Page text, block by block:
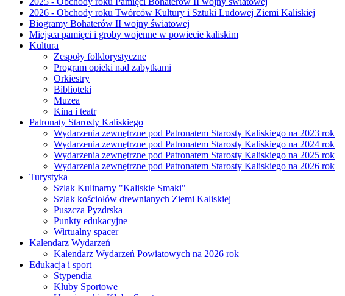
2026 - Obchody roku Twórców Kultury i Sztuki Ludowej Ziemi Kaliskiej
Biogramy Bohaterów II wojny światowej
Miejsca pamięci i groby wojenne w powiecie kaliskim
Kultura
Zespoły folklorystyczne
Program opieki nad zabytkami
Orkiestry
Biblioteki
Muzea
Kina i teatr
Patronaty Starosty Kaliskiego
Wydarzenia zewnętrzne pod Patronatem Starosty Kaliskiego na 2023 rok
Wydarzenia zewnętrzne pod Patronatem Starosty Kaliskiego na 2024 rok
Wydarzenia zewnętrzne pod Patronatem Starosty Kaliskiego na 2025 rok
Wydarzenia zewnętrzne pod Patronatem Starosty Kaliskiego na 2026 rok
Turystyka
Szlak Kulinarny "Kaliskie Smaki"
Szlak kościołów drewnianych Ziemi Kaliskiej
Puszcza Pyzdrska
Punkty edukacyjne
Wirtualny spacer
Kalendarz Wydarzeń
Kalendarz Wydarzeń Powiatowych na 2026 rok
Edukacja i sport
Stypendia
Kluby Sportowe